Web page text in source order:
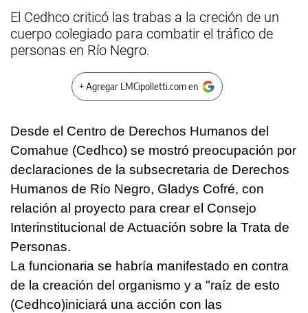
El Cedhco criticó las trabas a la creción de un
cuerpo colegiado para combatir el tráfico de
personas en Río Negro.
+ Agregar LMCipolletti.com en
Desde el Centro de Derechos Humanos del
Comahue (Cedhco) se mostró preocupación por
declaraciones de la subsecretaria de Derechos
Humanos de Río Negro, Gladys Cofré, con
relación al proyecto para crear el Consejo
Interinstitucional de Actuación sobre la Trata de
Personas.
La funcionaria se habría manifestado en contra
de la creación del organismo y a "raíz de esto
(Cedhco)iniciará una acción con las